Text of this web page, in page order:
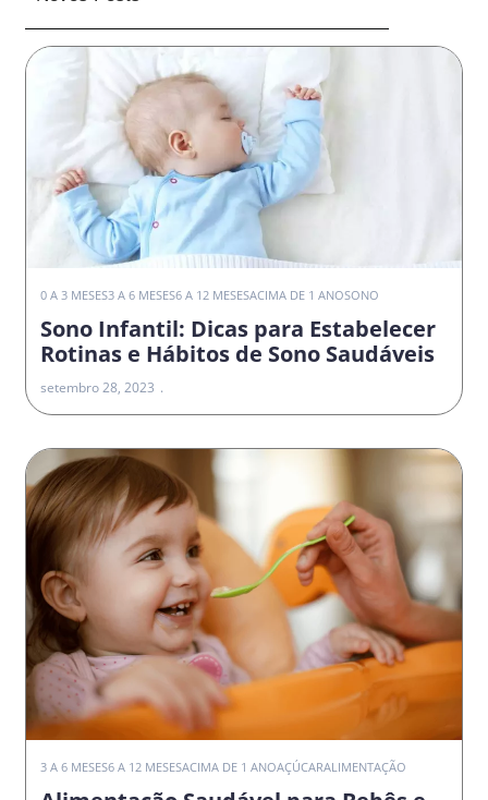
0 A 3 MESES3 A 6 MESES6 A 12 MESESACIMA DE 1 ANOSONO
Sono Infantil: Dicas para Estabelecer
Rotinas e Hábitos de Sono Saudáveis
setembro 28, 2023
3 A 6 MESES6 A 12 MESESACIMA DE 1 ANOAÇÚCARALIMENTAÇÃO